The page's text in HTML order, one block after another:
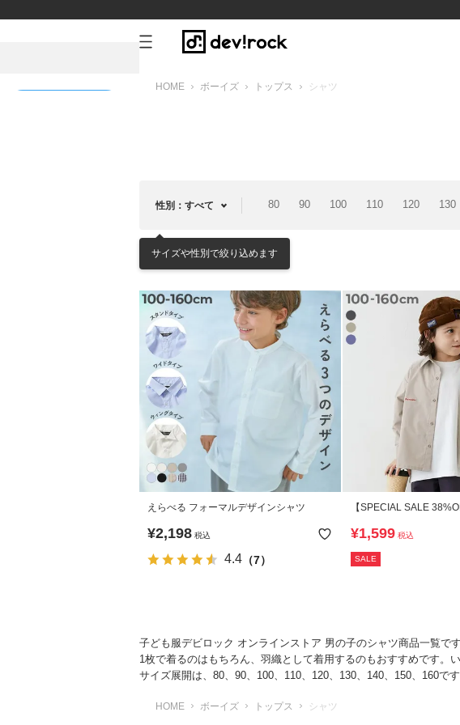
HOME ボーイズ トップス シャツ
性別：すべて 80 90 100 110 120 130
サイズや性別で絞り込めます
えらべる フォーマルデザインシャツ
¥2,198 税込
4.4 （7）
【SPECIAL SALE
¥1,599 税込
SALE
子ども服デビロック オンラインストア 男の子のシャツ商品一覧で
1枚で着るのはもちろん、羽織として着用するのもおすすめです。
サイズ展開は、80、90、100、110、120、130、140、150、160です
HOME ボーイズ トップス シャツ